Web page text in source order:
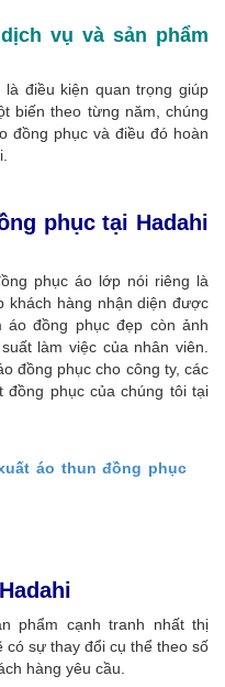
vụ và sản phẩm
điều kiện quan trọng giúp
biến theo từng năm, chúng
đồng phục và điều đó hoàn
phục tại Hadahi
phục áo lớp nói riêng là
khách hàng nhận diện được
áo đồng phục đẹp còn ảnh
làm việc của nhân viên.
đồng phục cho công ty, các
đồng phục của chúng tôi tại
áo thun đồng phục
phẩm cạnh tranh nhất thị
sự thay đổi cụ thể theo số
hàng yêu cầu.